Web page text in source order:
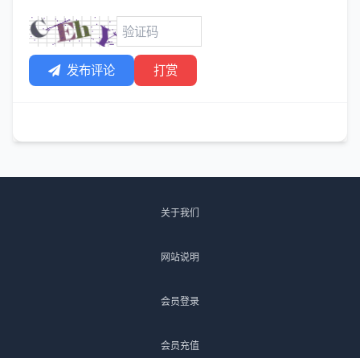
发布评论 打赏
关于我们
网站说明
会员登录
会员充值